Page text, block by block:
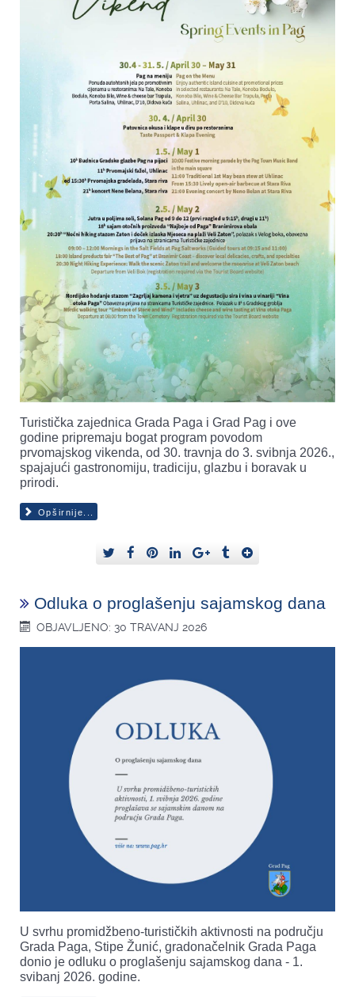
Turistička zajednica Grada Paga i Grad Pag i ove
godine pripremaju bogat program povodom
prvomajskog vikenda, od 30. travnja do 3. svibnja 2026.,
spajajući gastronomiju, tradiciju, glazbu i boravak u
prirodi.
Opširnije...
Odluka o proglašenju sajamskog dana
OBJAVLJENO: 30 TRAVANJ 2026
U svrhu promidžbeno-turističkih aktivnosti na području
Grada Paga, Stipe Žunić, gradonačelnik Grada Paga
donio je odluku o proglašenju sajamskog dana - 1.
svibanj 2026. godine.